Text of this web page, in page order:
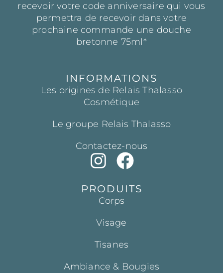
recevoir votre code anniversaire qui vous
permettra de recevoir dans votre
prochaine commande une douche
bretonne 75ml*
INFORMATIONS
Les origines de Relais Thalasso
Cosmétique
Le groupe Relais Thalasso
Contactez-nous
PRODUITS
Corps
Visage
Tisanes
Ambiance & Bougies